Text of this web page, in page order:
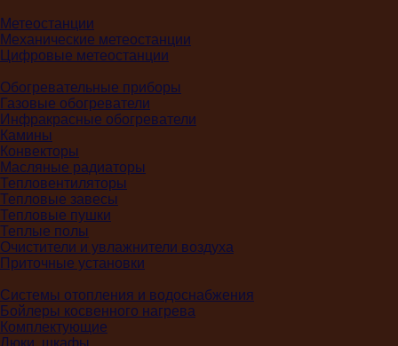
Метеостанции
Механические метеостанции
Цифровые метеостанции
Обогревательные приборы
Газовые обогреватели
Инфракрасные обогреватели
Камины
Конвекторы
Масляные радиаторы
Тепловентиляторы
Тепловые завесы
Тепловые пушки
Теплые полы
Очистители и увлажнители воздуха
Приточные установки
Системы отопления и водоснабжения
Бойлеры косвенного нагрева
Комплектующие
Люки, шкафы